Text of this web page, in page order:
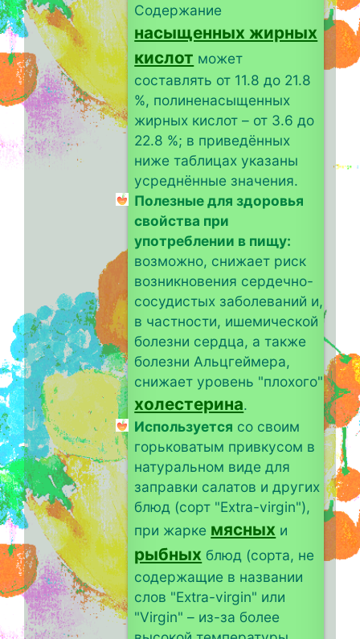
Содержание
насыщенных жирных
кислот может
составлять от 11.8 до 21.8
%, полиненасыщенных
жирных кислот – от 3.6 до
22.8 %; в приведённых
ниже таблицах указаны
усреднённые значения.
Полезные для здоровья
свойства при
употреблении в пищу:
возможно, снижает риск
возникновения сердечно-
сосудистых заболеваний и,
в частности, ишемической
болезни сердца, а также
болезни Альцгеймера,
снижает уровень "плохого"
холестерина.
Используется со своим
горьковатым привкусом в
натуральном виде для
заправки салатов и других
блюд (сорт "Extra-virgin"),
при жарке мясных и
рыбных блюд (сорта, не
содержащие в названии
слов "Extra-virgin" или
"Virgin" – из-за более